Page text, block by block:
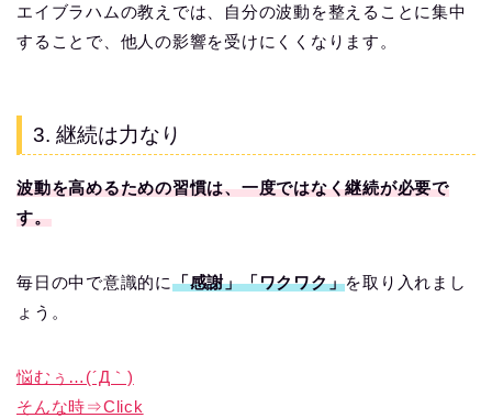
エイブラハムの教えでは、自分の波動を整えることに集中
することで、他人の影響を受けにくくなります。
3. 継続は力なり
波動を高めるための習慣は、一度ではなく継続が必要で
す。
毎日の中で意識的に「感謝」「ワクワク」を取り入れまし
ょう。
悩むぅ…(´Д｀)
そんな時⇒Click